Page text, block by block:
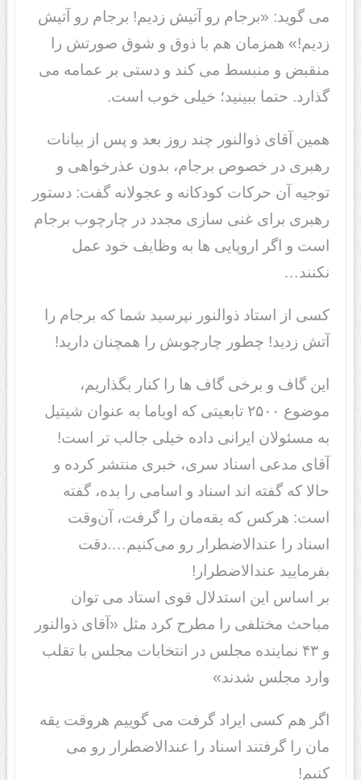
می گوید: «برجام رو آتیش زدیم! برجام رو آتیش
زدیم!» همزمان هم با ذوق و شوق صورتش را
منقبض و منبسط می کند و دستی بر عمامه می
گذارد. حتما ببینید؛ خیلی خوب است.
همین آقای ذوالنور چند روز بعد و پس از بیانات
رهبری در خصوص برجام، بدون عذرخواهی و
توجیه آن حرکات کودکانه و عجولانه گفت: دستور
رهبری برای غنی سازی مجدد در چارچوب برجام
است و اگر اروپایی ها به وظایف خود عمل
نکنند…
کسی از استاد ذوالنور نپرسید شما که برجام را
آتش زدید! چطور چارچوبش را همچنان دارید!
این گاف و برخی گاف ها را کنار بگذاریم،
موضوع ۲۵۰۰ تابعیتی که اوباما به عنوان شیتیل
به مسئولان ایرانی داده خیلی جالب تر است!
آقای مدعی اسناد سری، خبری منتشر کرده و
حالا که گفته اند اسناد و اسامی را بده، گفته
است: هرکس که یقه‌مان را گرفت، آن‌وقت
اسناد را عندالاضطرار رو می‌کنیم….دقت
بفرمایید عندالاضطرار!
بر اساس این استدلال قوی استاد می توان
مباحث مختلفی را مطرح کرد مثل «آقای ذوالنور
و ۴۳ نماینده مجلس در انتخابات مجلس با تقلب
وارد مجلس شدند»
اگر هم کسی ایراد گرفت می گوییم هروقت یقه
مان را گرفتند اسناد را عندالاضطرار رو می
کنیم!